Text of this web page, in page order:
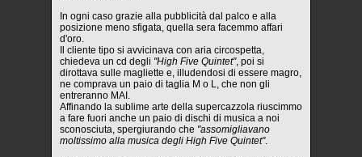
In ogni caso grazie alla pubblicità dal palco e alla
posizione meno sfigata, quella sera facemmo affari
d'oro.
Il cliente tipo si avvicinava con aria circospetta,
chiedeva un cd degli "High Five Quintet", poi si
dirottava sulle magliette e, illudendosi di essere magro,
ne comprava un paio di taglia M o L, che non gli
entreranno MAI.
Affinando la sublime arte della supercazzola riuscimmo
a fare fuori anche un paio di dischi di musica a noi
sconosciuta, spergiurando che "assomigliavano
moltissimo alla musica degli High Five Quintet".